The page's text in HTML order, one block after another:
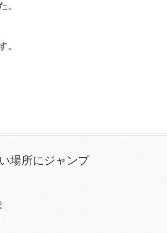
。
。
場所にジャンプ